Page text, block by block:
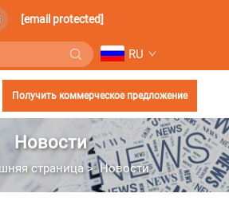
[email protected]
RU
Получить коммерческое предложение
Новости
страница>Новости